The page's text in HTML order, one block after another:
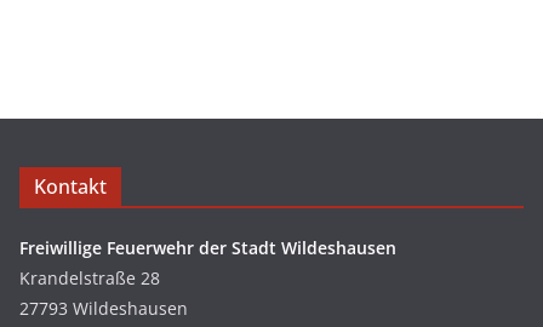
Kontakt
Freiwillige Feuerwehr der Stadt Wildeshausen
Krandelstraße 28
27793 Wildeshausen